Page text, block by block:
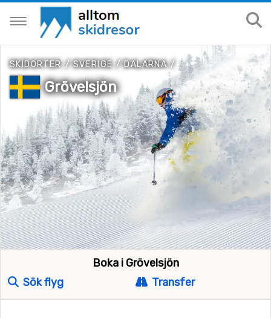
SKIDORTER /SVERIGE /DALARNA/
Grövelsjön
Boka i Grövelsjön
Sök flyg
Transfer